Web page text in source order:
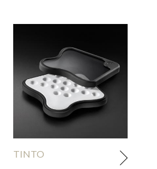
TINTO